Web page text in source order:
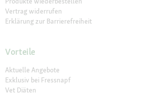
Vertrag widerrufen
Erklärung zur Barrierefreiheit
Vorteile
Aktuelle Angebote
Exklusiv bei Fressnapf
Vet Diäten